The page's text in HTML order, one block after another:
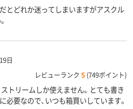
とどれか迷ってしまいますがアスクル
日
レビューランク S (749ポイント)
トリームしか使えません。とても書き
必要なので、いつも箱買いしています。